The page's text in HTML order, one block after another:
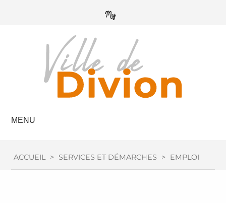
MENU
ACCUEIL > SERVICES ET DÉMARCHES > EMPLOI /